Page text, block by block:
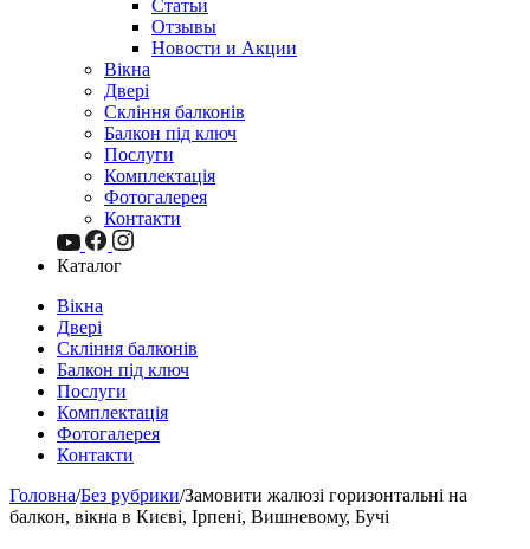
Статьи
Отзывы
Новости и Акции
Вікна
Двері
Скління балконів
Балкон під ключ
Послуги
Комплектація
Фотогалерея
Контакти
Каталог
Вікна
Двері
Скління балконів
Балкон під ключ
Послуги
Комплектація
Фотогалерея
Контакти
Головна/Без рубрики/Замовити жалюзі горизонтальні на
балкон, вікна в Києві, Ірпені, Вишневому, Бучі